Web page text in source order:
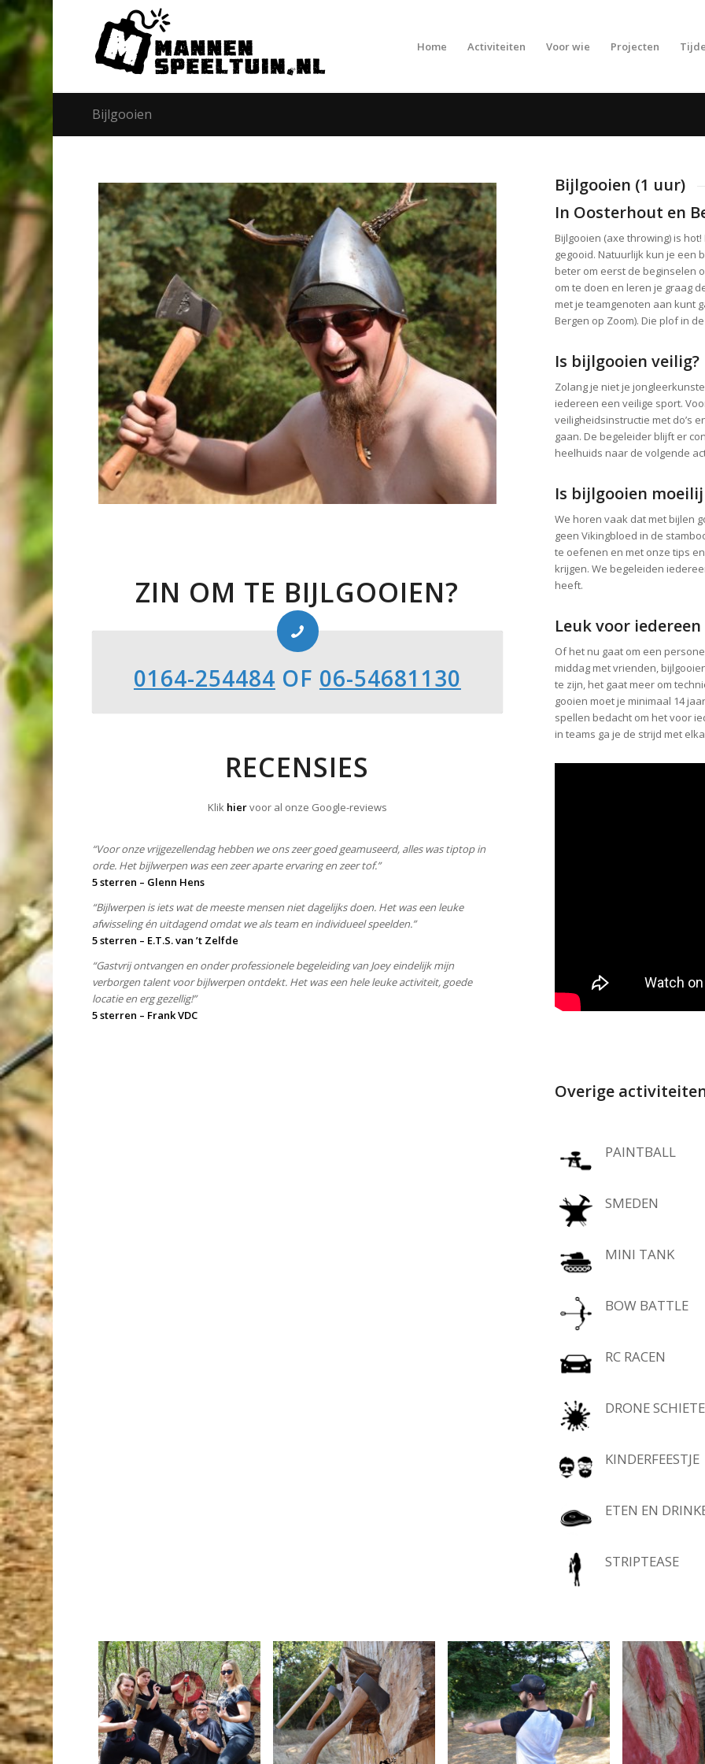
Home Activiteiten Voor wie Projecten
Bijlgooien
ZIN OM TE BIJLGOOIEN?
0164-254484 OF 06-54681130
RECENSIES
Klik hiervoor al onze Google-reviews
“Voor onze vrijgezellendag hebben we ons zeer goed geamuseerd, alles was tiptop in
orde. Het bijlwerpen was een zeer aparte ervaring en zeer tof.”
5 sterren – Glenn Hens
“Bijlwerpen is iets wat de meeste mensen niet dagelijks doen. Het was een leuke
afwisseling én uitdagend omdat we als team en individueel speelden.”
5 sterren – E.T.S. van ’t Zelfde
“Gastvrij ontvangen en onder professionele begeleiding van Joey eindelijk mijn
verborgen talent voor bijlwerpen ontdekt. Het was een hele leuke activiteit, goede
locatie en erg gezellig!”
5 sterren – Frank VDC
Bijlgooien (1 uur)
In Oosterhout en
Bijlgooien (axe throwing) is
gegooid. Natuurlijk kun je een
beter om eerst de beginselen
om te doen en leren je graag
met je teamgenoten aan kunt
Bergen op Zoom). Die plof in
Is bijlgooien veilig?
Zolang je niet je
iedereen een veilige sport.
veiligheidsinstructie met do’s
gaan. De begeleider blijft er
heelhuids naar de volgende
Is bijlgooien
We horen vaak dat met bijlen
geen Vikingbloed in de
te oefenen en met onze tips
krijgen. We begeleiden
heeft.
Leuk voor iedereen
Of het nu gaat om een
middag met vrienden,
te zijn, het gaat meer om
gooien moet je minimaal 14
spellen bedacht om het voor
in teams ga je de strijd met
Overige
PAINTBALL
SMEDEN
MINI TANK
BOW BATTLE
RC RACEN
DRONE
KINDERFEESTJE
ETEN EN
STRIPTEASE